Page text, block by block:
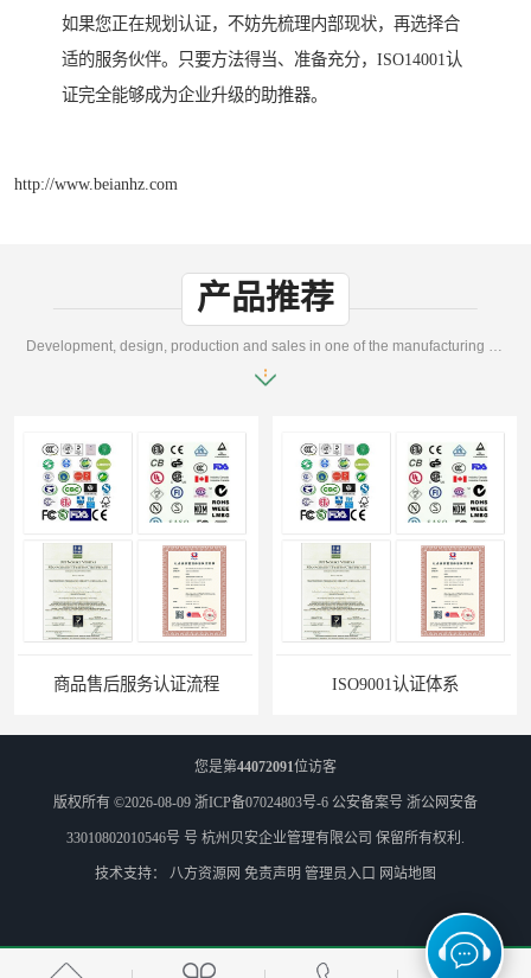
如果您正在规划认证，不妨先梳理内部现状，再选择合
适的服务伙伴。只要方法得当、准备充分，ISO14001认
证完全能够成为企业升级的助推器。
http://www.beianhz.com
产品推荐
ISO9001认证体系 商品售后服务认证公司
您是第44072091位访客
版权所有 ©2026-08-09 浙ICP备07024803号-6 公安备案号 浙公网安备
33010802010546号 号 杭州贝安企业管理有限公司 保留所有权利.
技术支持： 八方资源网 免责声明 管理员入口 网站地图